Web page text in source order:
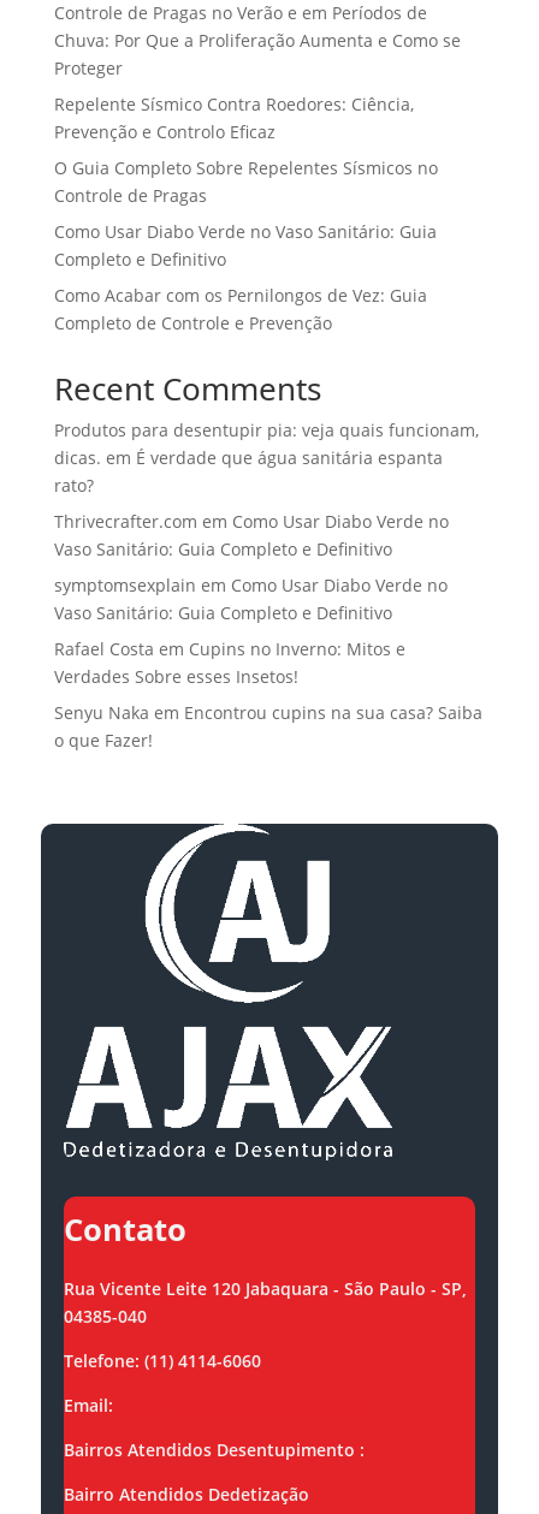
Controle de Pragas no Verão e em Períodos de
Chuva: Por Que a Proliferação Aumenta e Como se
Proteger
Repelente Sísmico Contra Roedores: Ciência,
Prevenção e Controlo Eficaz
O Guia Completo Sobre Repelentes Sísmicos no
Controle de Pragas
Como Usar Diabo Verde no Vaso Sanitário: Guia
Completo e Definitivo
Como Acabar com os Pernilongos de Vez: Guia
Completo de Controle e Prevenção
Recent Comments
Produtos para desentupir pia: veja quais funcionam,
dicas. em É verdade que água sanitária espanta
rato?
Thrivecrafter.com em Como Usar Diabo Verde no
Vaso Sanitário: Guia Completo e Definitivo
symptomsexplain em Como Usar Diabo Verde no
Vaso Sanitário: Guia Completo e Definitivo
Rafael Costa em Cupins no Inverno: Mitos e
Verdades Sobre esses Insetos!
Senyu Naka em Encontrou cupins na sua casa? Saiba
o que Fazer!
Contato
Rua Vicente Leite 120 Jabaquara - São Paulo - SP,
04385-040
Telefone: (11) 4114-6060
Email:
Bairros Atendidos Desentupimento :
Bairro Atendidos Dedetização